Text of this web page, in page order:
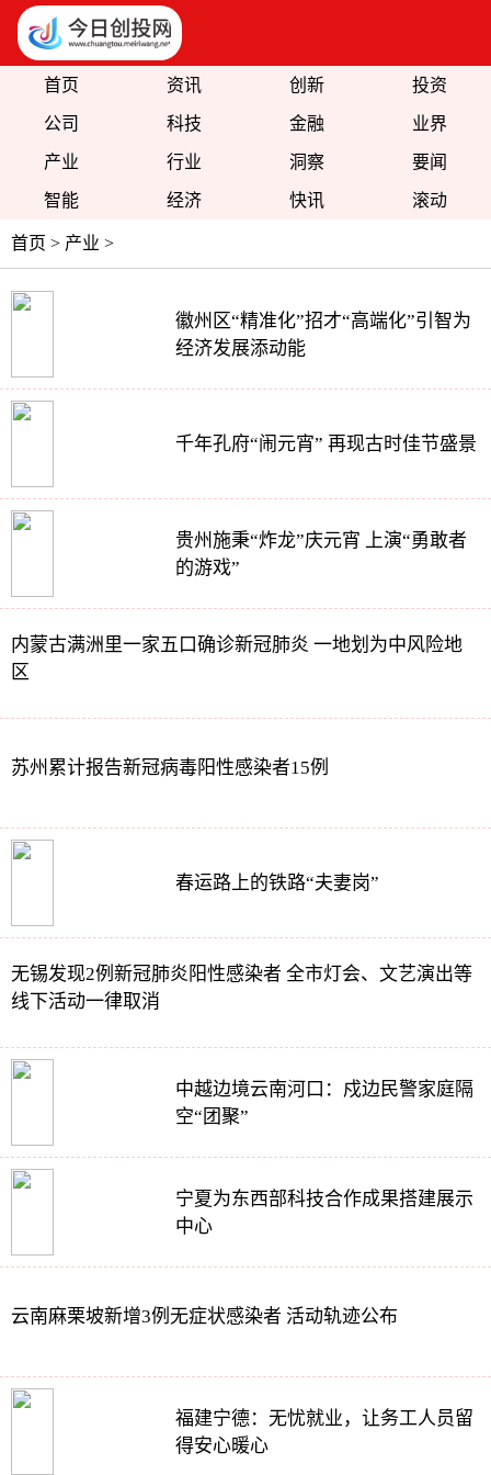
首页 资讯 创新 投资
公司 科技 金融 业界
产业 行业 洞察 要闻
智能 经济 快讯 滚动
首页 > 产业 >
徽州区“精准化”招才“高端化”引智为
经济发展添动能
千年孔府“闹元宵” 再现古时佳节盛景
贵州施秉“炸龙”庆元宵 上演“勇敢者
的游戏”
内蒙古满洲里一家五口确诊新冠肺炎 一地划为中风险地
区
苏州累计报告新冠病毒阳性感染者15例
春运路上的铁路“夫妻岗”
无锡发现2例新冠肺炎阳性感染者 全市灯会、文艺演出等
线下活动一律取消
中越边境云南河口：戍边民警家庭隔
空“团聚”
宁夏为东西部科技合作成果搭建展示
中心
云南麻栗坡新增3例无症状感染者 活动轨迹公布
福建宁德：无忧就业，让务工人员留
得安心暖心